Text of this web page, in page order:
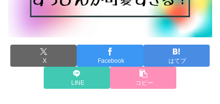
X Facebook はてブ
LINE コピー